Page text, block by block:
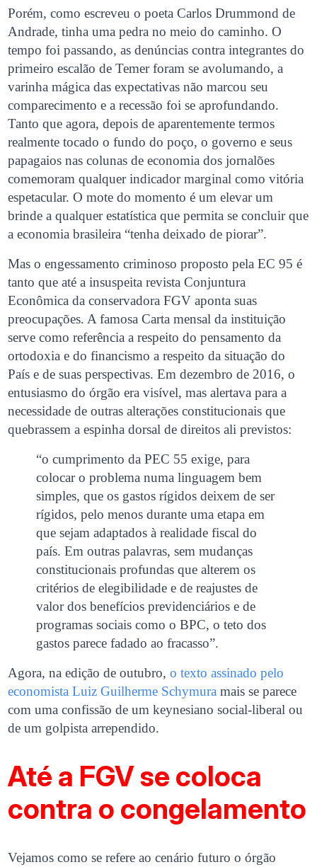
Porém, como escreveu o poeta Carlos Drummond de
Andrade, tinha uma pedra no meio do caminho. O
tempo foi passando, as denúncias contra integrantes do
primeiro escalão de Temer foram se avolumando, a
varinha mágica das expectativas não marcou seu
comparecimento e a recessão foi se aprofundando.
Tanto que agora, depois de aparentemente termos
realmente tocado o fundo do poço, o governo e seus
papagaios nas colunas de economia dos jornalões
comemoram qualquer indicador marginal como vitória
espetacular. O mote do momento é um elevar um
brinde a qualquer estatística que permita se concluir que
a economia brasileira “tenha deixado de piorar”.
Mas o engessamento criminoso proposto pela EC 95 é
tanto que até a insuspeita revista Conjuntura
Econômica da conservadora FGV aponta suas
preocupações. A famosa Carta mensal da instituição
serve como referência a respeito do pensamento da
ortodoxia e do financismo a respeito da situação do
País e de suas perspectivas. Em dezembro de 2016, o
entusiasmo do órgão era visível, mas alertava para a
necessidade de outras alterações constitucionais que
quebrassem a espinha dorsal de direitos ali previstos:
“o cumprimento da PEC 55 exige, para
colocar o problema numa linguagem bem
simples, que os gastos rígidos deixem de ser
rígidos, pelo menos durante uma etapa em
que sejam adaptados à realidade fiscal do
país. Em outras palavras, sem mudanças
constitucionais profundas que alterem os
critérios de elegibilidade e de reajustes de
valor dos benefícios previdenciários e de
programas sociais como o BPC, o teto dos
gastos parece fadado ao fracasso”.
Agora, na edição de outubro,o texto assinado pelo
economista Luiz Guilherme Schymuramais se parece
com uma confissão de um keynesiano social-liberal ou
de um golpista arrependido.
Até a FGV se coloca
contra o congelamento
Vejamos como se refere ao cenário futuro o órgão